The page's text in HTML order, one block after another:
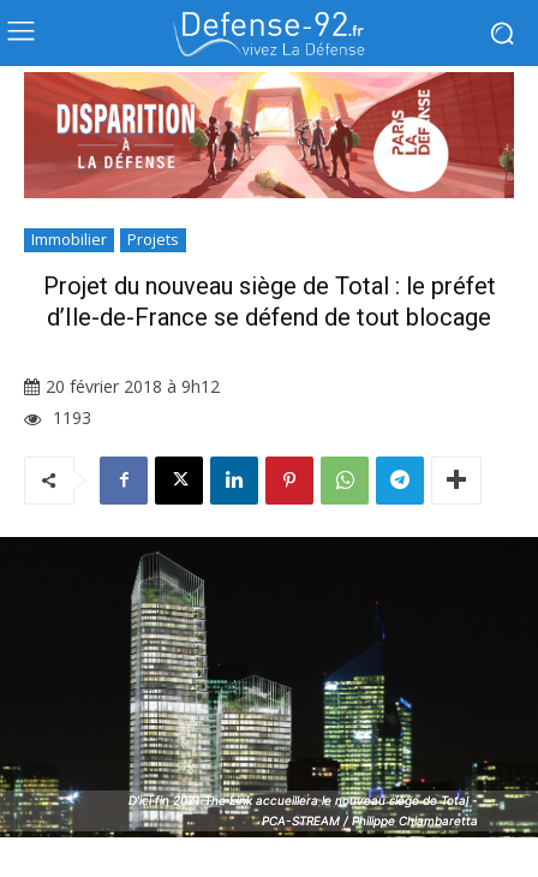
Immobilier Projets
Projet du nouveau siège de Total : le préfet
d’Ile-de-France se défend de tout blocage
20 février 2018 à 9h12
1193
D'ici fin 2021 The Link accueillera le nouveau siège de Total -
PCA-STREAM / Philippe Chiambaretta
D'ici fin 2021 The Link accueillera le nouveau siège de Total -
PCA-STREAM / Philippe Chiambaretta